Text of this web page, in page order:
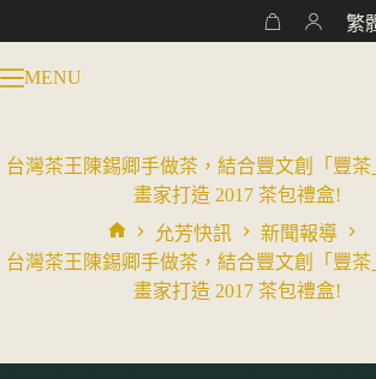
至
主
容
購
繁
MENU
台灣茶王陳錫卿手做茶，結合豐文創「豐
畫家打造 2017 茶包禮盒!
首
頁
允芳快訊
新聞報導
台灣茶王陳錫卿手做茶，結合豐文創「豐
畫家打造 2017 茶包禮盒!